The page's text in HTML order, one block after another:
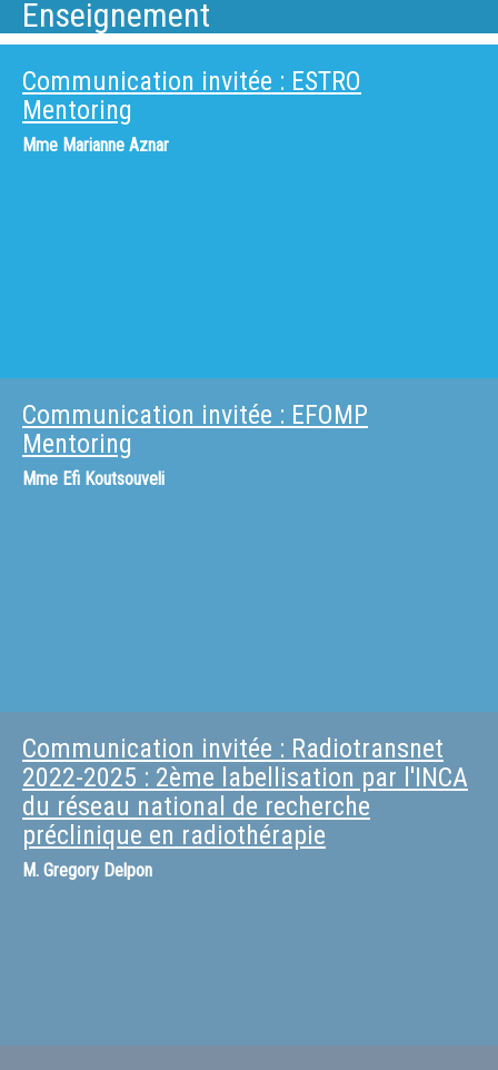
Enseignement
Communication invitée : ESTRO
Mentoring
Mme Marianne Aznar
Communication invitée : EFOMP
Mentoring
Mme Efi Koutsouveli
Communication invitée : Radiotransnet
2022-2025 : 2ème labellisation par l'INCA
du réseau national de recherche
préclinique en radiothérapie
M. Gregory Delpon